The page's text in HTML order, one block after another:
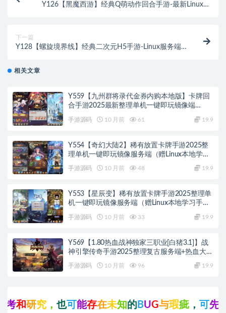
Y126【黑魔西游】经典Q萌动作回合手游-最新Linux服
下一篇
Y128【螺旋境界线】经典二次元H5手游-Linux服务端
相关文章
Y559【九州群将录代金券内购本地版】卡牌回
合手游2025最新整理单机一键即玩镜像端
+Linux手工服务端+本地资源包+GM授权后台
+教程
手游源码 10 月前 61 19.9
Y554【奇幻大陆2】稀有放置卡牌手游2025整
理单机一键即玩镜像服务端（赠Linux本地学习
手游源码 10 月前 48 19.9
Y553【星辰变】稀有放置卡牌手游2025整理单
机一键即玩镜像服务端（赠Linux本地学习手工
手游源码 10 月前 33 19.9
Y569【1.80热血战神独家三职业[白猪3.1]】战
神引擎传奇手游2025整理复古服务端+热血大陆
+蛮荒大陆+黄金大陆
手游源码 10 月前 96 19.9
究，也可能存在 未知的BUG与瑕疵，可先联系 站长